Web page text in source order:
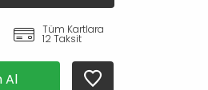
Tüm Kartlara
12 Taksit
Al